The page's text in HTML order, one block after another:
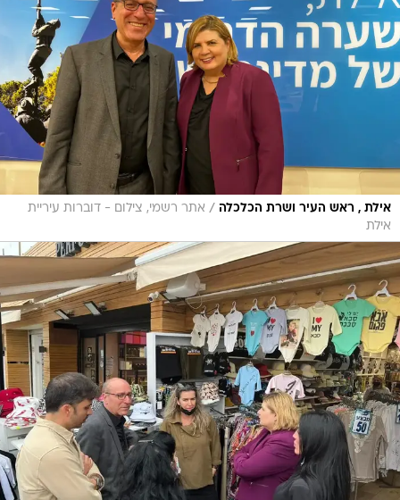
אילת , ראש העיר ושרת הכלכלה / אתר רשמי, צילום - דוברות עיריית
אילת